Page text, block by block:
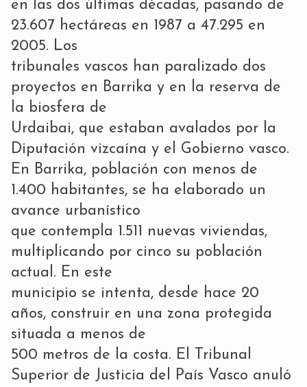
en las dos últimas décadas, pasando de
23.607 hectáreas en 1987 a 47.295 en
2005. Los
tribunales vascos han paralizado dos
proyectos en Barrika y en la reserva de
la biosfera de
Urdaibai, que estaban avalados por la
Diputación vizcaína y el Gobierno vasco.
En Barrika, población con menos de
1.400 habitantes, se ha elaborado un
avance urbanístico
que contempla 1.511 nuevas viviendas,
multiplicando por cinco su población
actual. En este
municipio se intenta, desde hace 20
años, construir en una zona protegida
situada a menos de
500 metros de la costa. El Tribunal
Superior de Justicia del País Vasco anuló